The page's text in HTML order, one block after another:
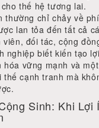
thế hệ tương lai.
thường chỉ chảy về
lan tỏa đến tất cả
viên, đối tác, cộng
nghiệp biết kiến tạo
hóa vững mạnh và
cạnh tranh mà
Sinh: Khi Lợi